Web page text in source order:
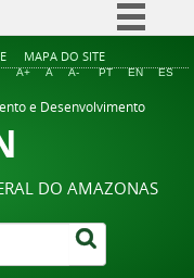
Simplifique!
à informação
Legislação
Canais
MAPA DO SITE
A+ A A- PT EN ES
e Desenvolvimento
DO AMAZONAS